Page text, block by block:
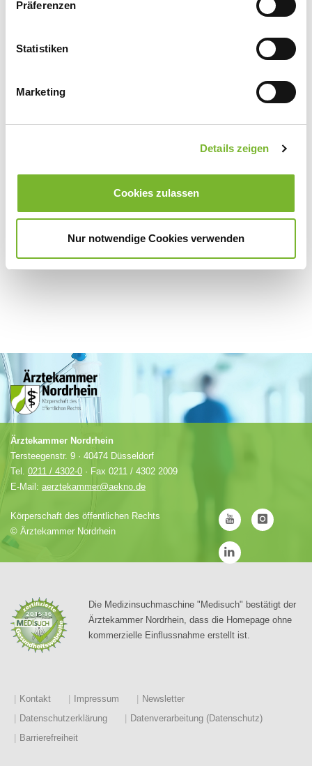
Präferenzen
Statistiken
Marketing
Details zeigen
Cookies zulassen
Nur notwendige Cookies verwenden
45329 Essen
Fax:0201 89060631-79
Für weitere Informationen wenden Sie sich bitte direkt an den jeweiligen
Anbieter.
Ärztekammer Nordrhein
Tersteegenstr. 9 · 40474 Düsseldorf
Tel. 0211 / 4302-0 · Fax 0211 / 4302 2009
E-Mail: aerztekammer@aekno.de
Körperschaft des öffentlichen Rechts
© Ärztekammer Nordrhein
Die Medizinsuchmaschine "Medisuch" bestätigt der
Ärztekammer Nordrhein, dass die Homepage ohne
kommerzielle Einflussnahme erstellt ist.
Kontakt Impressum
Newsletter
Datenschutzerklärung
Datenverarbeitung (Datenschutz)
Barrierefreiheit